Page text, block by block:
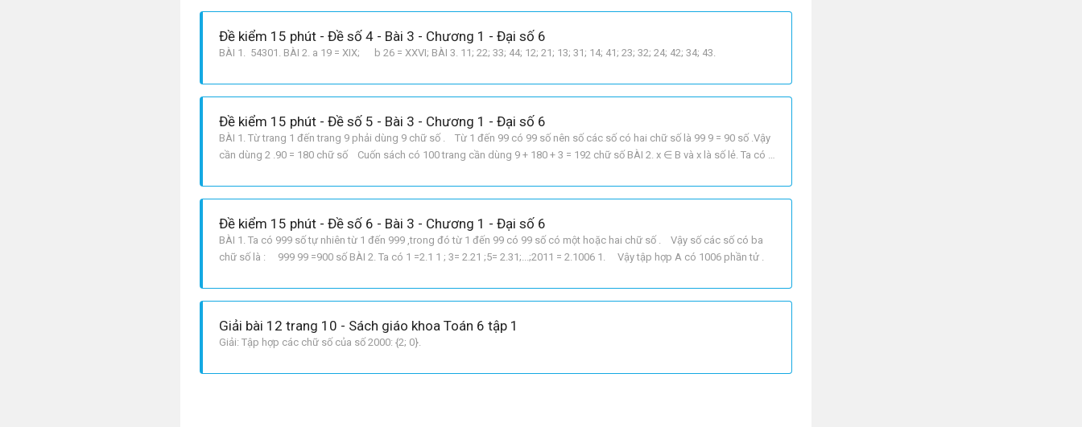
Đề kiểm 15 phút - Đề số 4 - Bài 3 - Chương 1 - Đại số 6
BÀI 1. 54301. BÀI 2. a 19 = XIX; b 26 = XXVI; BÀI 3. 11; 22; 33; 44; 12; 21; 13; 31; 14; 41; 23; 32; 24; 42; 34; 43.
Đề kiểm 15 phút - Đề số 5 - Bài 3 - Chương 1 - Đại số 6
BÀI 1. Từ trang 1 đến trang 9 phải dùng 9 chữ số . Từ 1 đến 99 có 99 số nên số các số có hai chữ số là 99 9 = 90 số .Vậy
cần dùng 2 .90 = 180 chữ số Cuốn sách có 100 trang cần dùng 9 + 180 + 3 = 192 chữ số BÀI 2. x ∈ B và x là số lẻ. Ta có :
Đề kiểm 15 phút - Đề số 6 - Bài 3 - Chương 1 - Đại số 6
BÀI 1. Ta có 999 số tự nhiên từ 1 đến 999 ,trong đó từ 1 đến 99 có 99 số có một hoặc hai chữ số . Vậy số các số có ba
chữ số là : 999 99 =900 số BÀI 2. Ta có 1 =2.1 1 ; 3= 2.21 ;5= 2.31;...;2011 = 2.1006 1. Vậy tập hợp A có 1006 phần tử .
Giải bài 12 trang 10 - Sách giáo khoa Toán 6 tập 1
Giải: Tập hợp các chữ số của số 2000: {2; 0}.